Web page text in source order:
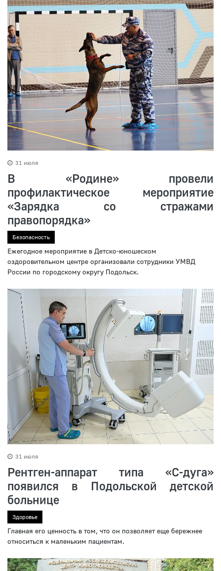
31 июля
В «Родине» провели
профилактическое мероприятие
«Зарядка со стражами
правопорядка»
Безопасность
Ежегодное мероприятие в Детско-юношеском
оздоровительном центре организовали сотрудники УМВД
России по городскому округу Подольск.
31 июля
Рентген-аппарат типа «С-дуга»
появился в Подольской детской
больнице
Здоровье
Главная его ценность в том, что он позволяет еще бережнее
относиться к маленьким пациентам.